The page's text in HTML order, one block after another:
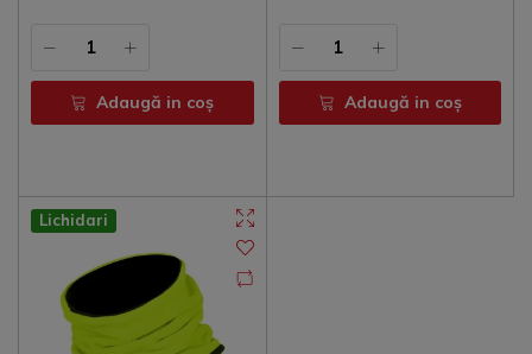
Adaugă in coş Adaugă in coş
Lichidari